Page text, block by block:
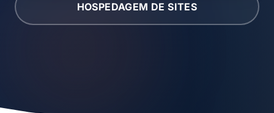
HOSPEDAGEM DE SITES